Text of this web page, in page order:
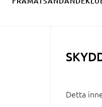
Detta